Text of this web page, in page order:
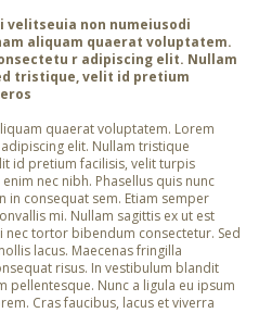
velitseuia non numeiusodi
aliquam quaerat voluptatem.
r adipiscing elit. Nullam
tristique, velit id pretium
quaerat voluptatem. Lorem
elit. Nullam tristique
id pretium facilisis, velit turpis
nec nibh. Phasellus quis nunc
in consequat sem. Etiam semper
mi. Nullam sagittis ex ut est
tortor bibendum consectetur. Sed
lacus. Maecenas fringilla
risus. In vestibulum blandit
pellentesque. Nunc a ligula eu ipsum
Cras faucibus, lacus et viverra